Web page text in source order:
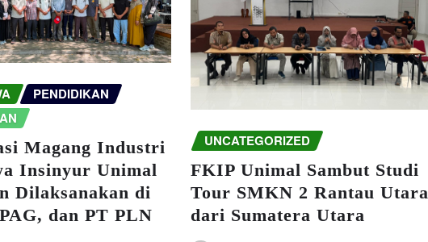
PENDIDIKAN
Magang Industri
Insinyur Unimal
Dilaksanakan di
dan PT PLN
UNCATEGORIZED
FKIP Unimal Sambut Studi
Tour SMKN 2 Rantau Utara
dari Sumatera Utara